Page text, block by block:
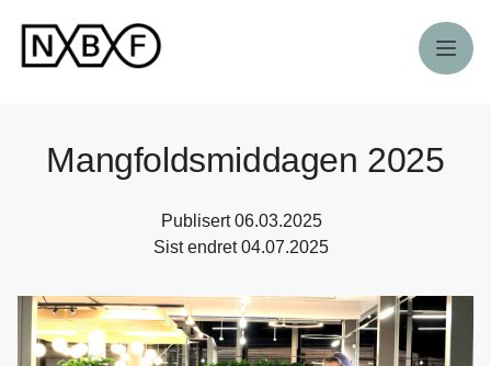
Meny
Mangfoldsmiddagen 2025
Publisert06.03.2025
Sist endret04.07.2025